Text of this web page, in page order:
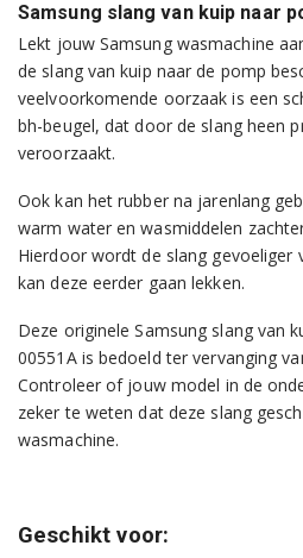
Samsung slang van kuip naar
Lekt jouw Samsung wasmachine
de slang van kuip naar de pomp
veelvoorkomende oorzaak is een
bh-beugel, dat door de slang heen
veroorzaakt.
Ook kan het rubber na jarenlang
warm water en wasmiddelen
Hierdoor wordt de slang gevoeliger
kan deze eerder gaan lekken.
Deze originele Samsung slang van
00551A is bedoeld ter vervanging
Controleer of jouw model in de
zeker te weten dat deze slang
wasmachine.
Geschikt voor: